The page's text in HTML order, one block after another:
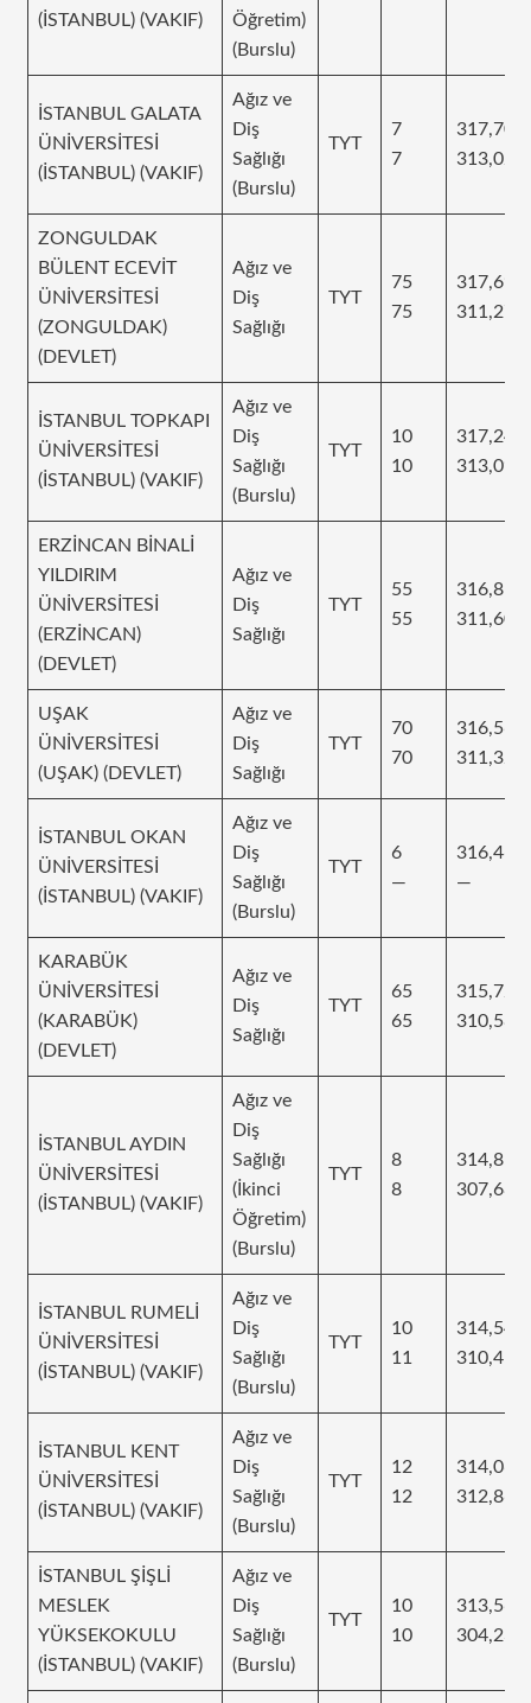
(İSTANBUL) (VAKIF)
Öğretim)
(Burslu)
İSTANBUL GALATA
ÜNİVERSİTESİ
(İSTANBUL) (VAKIF)
Ağız ve
Diş
Sağlığı
(Burslu)
TYT
7
7
317,706
313,023
ZONGULDAK
BÜLENT ECEVİT
ÜNİVERSİTESİ
(ZONGULDAK)
(DEVLET)
Ağız ve
Diş
Sağlığı
TYT
75
75
317,69
311,273
İSTANBUL TOPKAPI
ÜNİVERSİTESİ
(İSTANBUL) (VAKIF)
Ağız ve
Diş
Sağlığı
(Burslu)
TYT
10
10
317,245
313,09
ERZİNCAN BİNALİ
YILDIRIM
ÜNİVERSİTESİ
(ERZİNCAN)
(DEVLET)
Ağız ve
Diş
Sağlığı
TYT
55
55
316,81
311,608
UŞAK
ÜNİVERSİTESİ
(UŞAK) (DEVLET)
Ağız ve
Diş
Sağlığı
TYT
70
70
316,567
311,322
İSTANBUL OKAN
ÜNİVERSİTESİ
(İSTANBUL) (VAKIF)
Ağız ve
Diş
Sağlığı
(Burslu)
TYT
6
—
316,462
—
KARABÜK
ÜNİVERSİTESİ
(KARABÜK)
(DEVLET)
Ağız ve
Diş
Sağlığı
TYT
65
65
315,724
310,588
İSTANBUL AYDIN
ÜNİVERSİTESİ
(İSTANBUL) (VAKIF)
Ağız ve
Diş
Sağlığı
(İkinci
Öğretim)
(Burslu)
TYT
8
8
314,852
307,685
İSTANBUL RUMELİ
ÜNİVERSİTESİ
(İSTANBUL) (VAKIF)
Ağız ve
Diş
Sağlığı
(Burslu)
TYT
10
11
314,545
310,459
İSTANBUL KENT
ÜNİVERSİTESİ
(İSTANBUL) (VAKIF)
Ağız ve
Diş
Sağlığı
(Burslu)
TYT
12
12
314,068
312,868
İSTANBUL ŞİŞLİ
MESLEK
YÜKSEKOKULU
(İSTANBUL) (VAKIF)
Ağız ve
Diş
Sağlığı
(Burslu)
TYT
10
10
313,568
304,236